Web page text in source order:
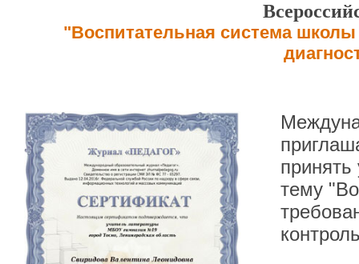
"Воспитательная система
тему